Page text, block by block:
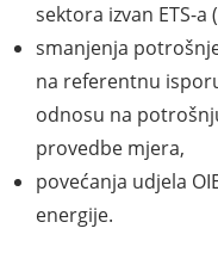
sektora izvan ETS-
smanjenja
na referentnu
odnosu na
provedbe mjera,
povećanja udjela
energije.